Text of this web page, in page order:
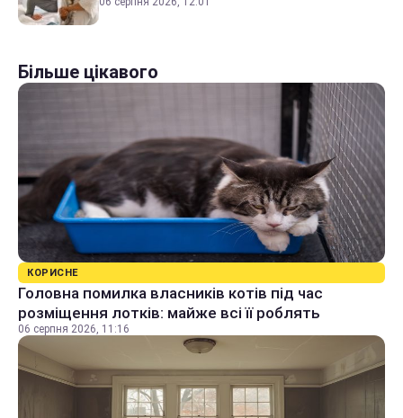
Більше цікавого
КОРИСНЕ
Головна помилка власників котів під час
розміщення лотків: майже всі її роблять
06 серпня 2026, 11:16